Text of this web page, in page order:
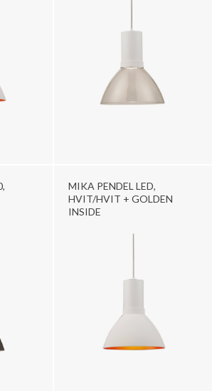
MIKA PENDEL LED,
HVIT/HVIT + GOLDEN
INSIDE